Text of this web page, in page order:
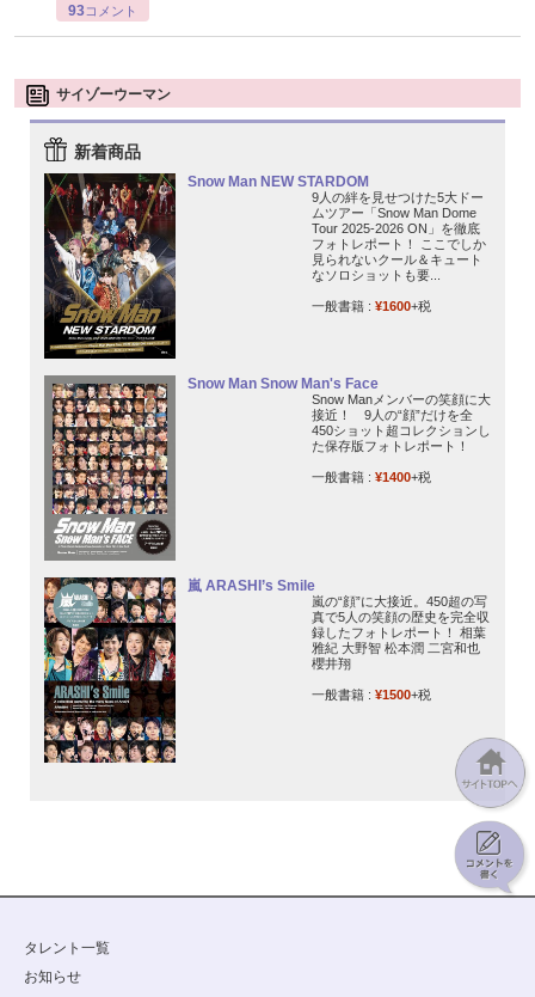
93コメント
サイゾーウーマン
新着商品
Snow Man NEW STARDOM
9人の絆を見せつけた5大ドー
ムツアー「Snow Man Dome
Tour 2025-2026 ON」を徹底
フォトレポート！ ここでしか
見られないクール＆キュート
なソロショットも要...
一般書籍 : ¥1600+税
Snow Man Snow Man's Face
Snow Manメンバーの笑顔に大
接近！ 9人の“顔”だけを全
450ショット超コレクションし
た保存版フォトレポート！
一般書籍 : ¥1400+税
嵐 ARASHI’s Smile
嵐の“顔”に大接近。450超の写
真で5人の笑顔の歴史を完全収
録したフォトレポート！ 相葉
雅紀 大野智 松本潤 二宮和也
櫻井翔
一般書籍 : ¥1500+税
タレント一覧
お知らせ